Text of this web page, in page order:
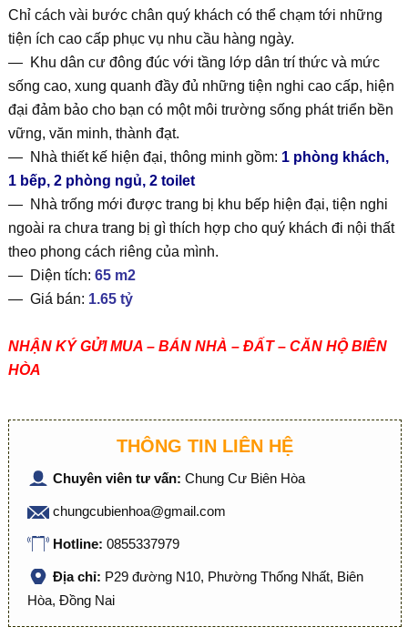
Chỉ cách vài bước chân quý khách có thể chạm tới những
tiện ích cao cấp phục vụ nhu cầu hàng ngày.
— Khu dân cư đông đúc với tầng lớp dân trí thức và mức
sống cao, xung quanh đầy đủ những tiện nghi cao cấp, hiện
đại đảm bảo cho bạn có một môi trường sống phát triển bền
vững, văn minh, thành đạt.
— Nhà thiết kế hiện đại, thông minh gồm: 1 phòng khách,
1 bếp, 2 phòng ngủ, 2 toilet
— Nhà trống mới được trang bị khu bếp hiện đại, tiện nghi
ngoài ra chưa trang bị gì thích hợp cho quý khách đi nội thất
theo phong cách riêng của mình.
— Diện tích: 65 m2
— Giá bán: 1.65 tỷ
NHẬN KÝ GỬI MUA – BÁN NHÀ – ĐẤT – CĂN HỘ BIÊN
HÒA
THÔNG TIN LIÊN HỆ
Chuyên viên tư vấn: Chung Cư Biên Hòa
chungcubienhoa@gmail.com
Hotline: 0855337979
Địa chỉ: P29 đường N10, Phường Thống Nhất, Biên
Hòa, Đồng Nai